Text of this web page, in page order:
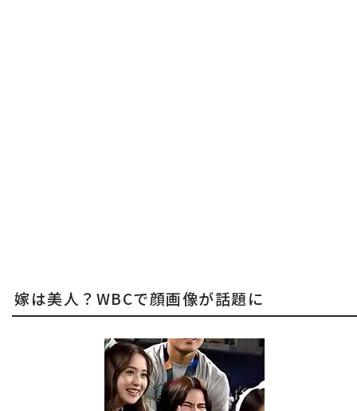
嫁は美人？WBCで顔画像が話題に